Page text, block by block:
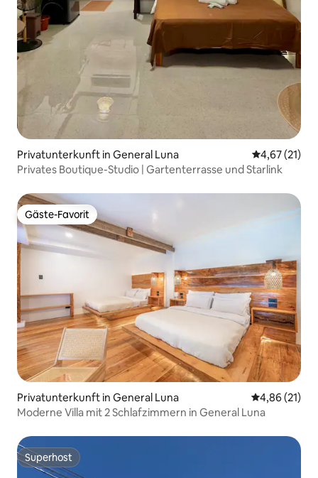
Privatunterkunft in General Luna
4,67 (21)
Privates Boutique-Studio | Gartenterrasse und Starlink
Gäste-Favorit
Gäste-Favorit
Privatunterkunft in General Luna
4,86 (21)
Moderne Villa mit 2 Schlafzimmern in General Luna
Superhost
Superhost